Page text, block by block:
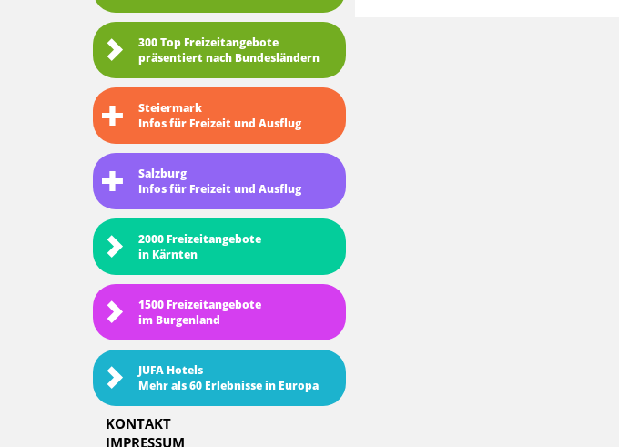
300 Top Freizeitangebote
präsentiert nach Bundesländern
Steiermark
Infos für Freizeit und Ausflug
Salzburg
Infos für Freizeit und Ausflug
2000 Freizeitangebote
in Kärnten
1500 Freizeitangebote
im Burgenland
JUFA Hotels
Mehr als 60 Erlebnisse in Europa
KONTAKT
IMPRESSUM